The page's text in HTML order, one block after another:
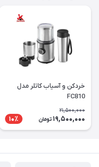
خردکن و آسیاب کاتلر مدل
FC810
21,500,000
19,500,000 تومان 10٪